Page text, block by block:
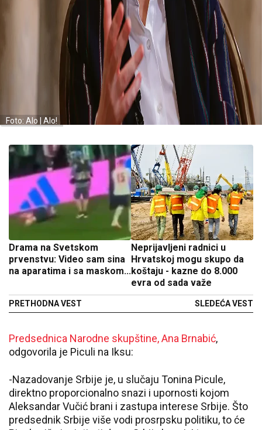
Foto: Alo | Alo!
Drama na Svetskom
prvenstvu: Video sam sina
na aparatima i sa maskom...
PRETHODNA VEST
Neprijavljeni radnici u
Hrvatskoj mogu skupo da
koštaju - kazne do 8.000
evra od sada važe
SLEDEĆA VEST
Predsednica Narodne skupštine, Ana Brnabić,
odgovorila je Piculi na Iksu:
-Nazadovanje Srbije je, u slučaju Tonina Picule,
direktno proporcionalno snazi i upornosti kojom
Aleksandar Vučić brani i zastupa interese Srbije. Što
predsednik Srbije više vodi prosrpsku politiku, to će